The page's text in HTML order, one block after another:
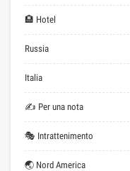
🏨 Hotel
Russia
Italia
✍ Per una nota
🎭 Intrattenimento
🌏 Nord America